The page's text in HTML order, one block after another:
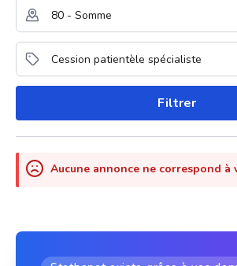
Filtrer
Aucune annonce ne correspond à